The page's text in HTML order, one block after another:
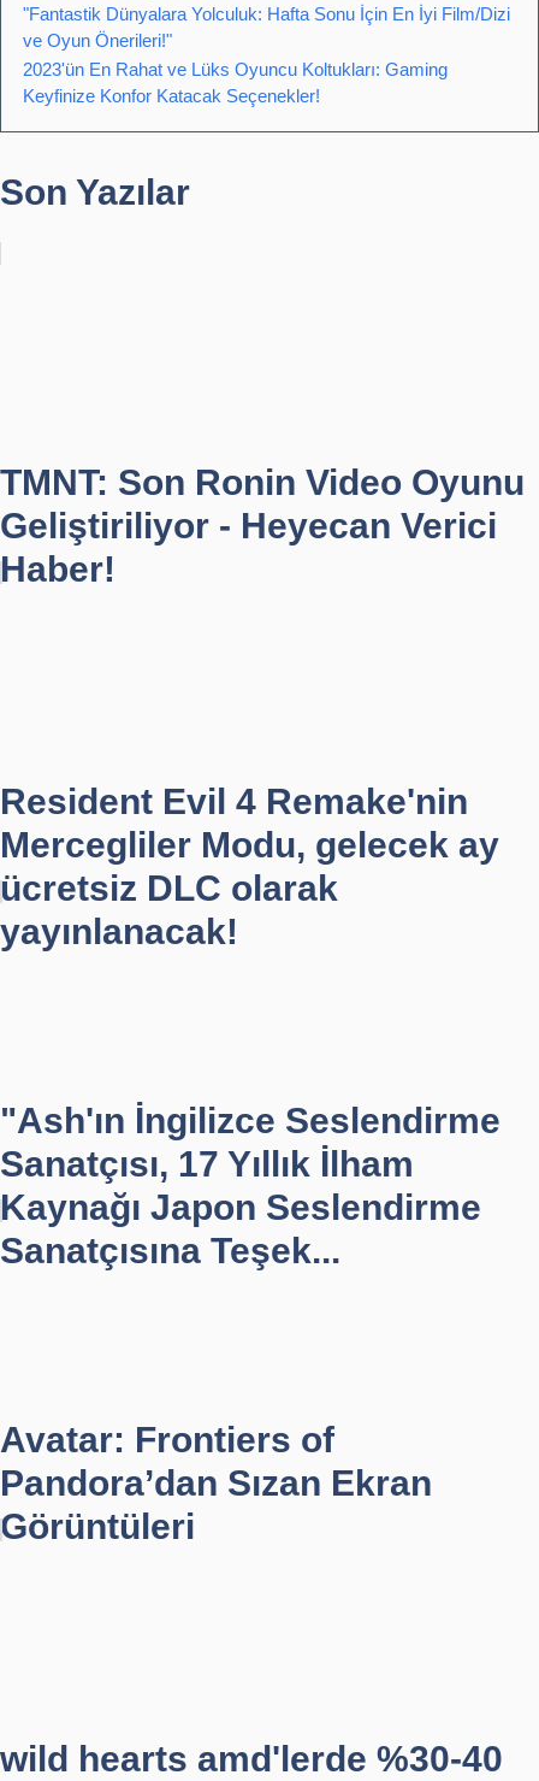
"Fantastik Dünyalara Yolculuk: Hafta Sonu İçin En İyi Film/Dizi
ve Oyun Önerileri!"
2023'ün En Rahat ve Lüks Oyuncu Koltukları: Gaming
Keyfinize Konfor Katacak Seçenekler!
Son Yazılar
TMNT: Son Ronin Video Oyunu
Geliştiriliyor - Heyecan Verici
Haber!
Resident Evil 4 Remake'nin
Mercegliler Modu, gelecek ay
ücretsiz DLC olarak
yayınlanacak!
"Ash'ın İngilizce Seslendirme
Sanatçısı, 17 Yıllık İlham
Kaynağı Japon Seslendirme
Sanatçısına Teşek...
Avatar: Frontiers of
Pandora’dan Sızan Ekran
Görüntüleri
wild hearts amd'lerde %30-40